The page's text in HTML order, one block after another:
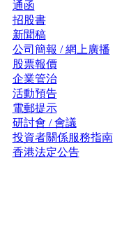
通函
招股書
新聞稿
公司簡報 / 網上廣播
股票報價
企業管治
活動預告
電郵提示
研討會 / 會議
投資者關係服務指南
香港法定公告